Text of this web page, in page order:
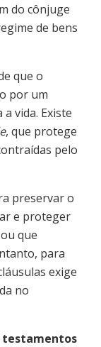
do cônjuge
de bens
que o
por um
vida. Existe
, que protege
pelo
preservar o
e proteger
que
para
exige
no
testamentos